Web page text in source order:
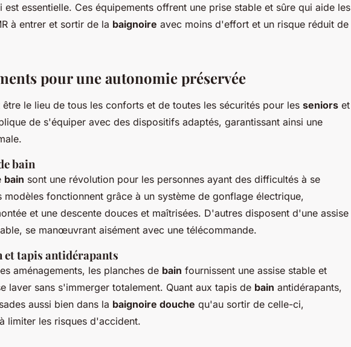
essentielle. Ces équipements offrent une prise stable et sûre qui aide les
à entrer et sortir de la baignoire avec moins d'effort et un risque réduit de
pour uneautonomiepréservée
le lieu de tous les conforts et de toutes les sécurités pour les seniors et
de s'équiper avec des dispositifs adaptés, garantissant ainsi une
bain
bain sont une révolution pour les personnes ayant des difficultés à se
modèles fonctionnent grâce à un système de gonflage électrique,
et une descente douces et maîtrisées. D'autres disposent d'une assise
se manœuvrant aisément avec une télécommande.
et tapis antidérapants
aménagements, les planches de bain fournissent une assise stable et
laver sans s'immerger totalement. Quant aux tapis de bain antidérapants,
aussi bien dans la baignoire douche qu'au sortir de celle-ci,
limiter les risques d'accident.